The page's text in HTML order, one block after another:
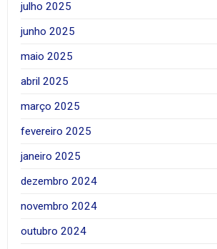
julho 2025
junho 2025
maio 2025
abril 2025
março 2025
fevereiro 2025
janeiro 2025
dezembro 2024
novembro 2024
outubro 2024